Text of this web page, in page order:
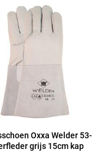
Oxxa Welder 53-
grijs 15cm kap